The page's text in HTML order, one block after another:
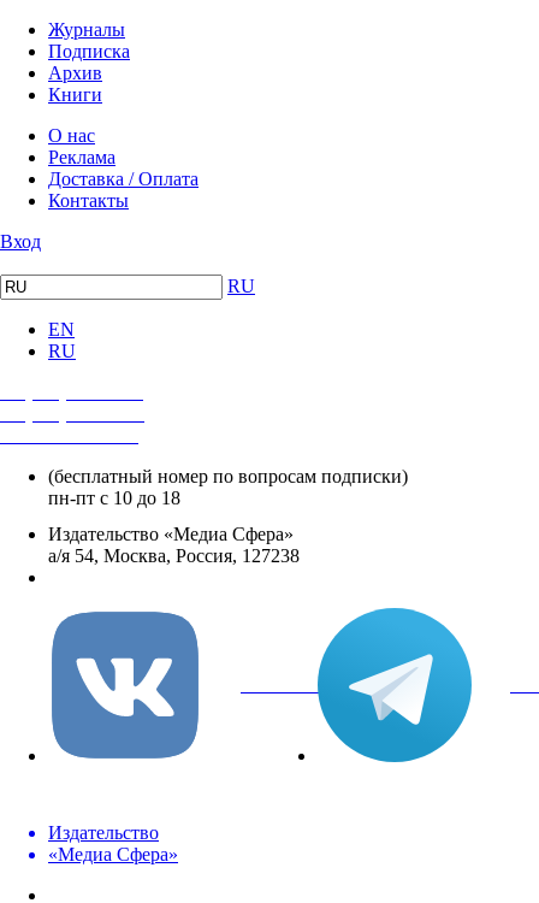
Журналы
Подписка
Архив
Книги
О нас
Реклама
Доставка / Оплата
Контакты
Вход
RU
EN
RU
(бесплатный номер по вопросам подписки)
пн-пт с 10 до 18
Издательство «Медиа Сфера»
а/я 54, Москва, Россия, 127238
вКонтакте
Издательство
«Медиа Сфера»